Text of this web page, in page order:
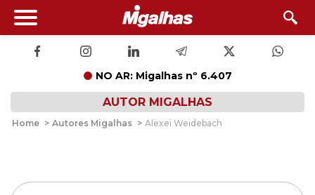
NO AR: Migalhas nº 6.407
AUTOR MIGALHAS
Home > Autores Migalhas > Alexei Weidebach